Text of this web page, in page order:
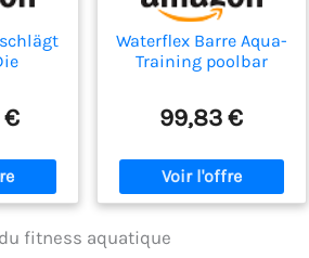
€
Waterflex Barre Aqua-
Training poolbar
99,83 €
fitness aquatique